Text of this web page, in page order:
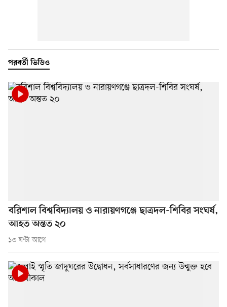
পরবর্তী ভিডিও
বরিশাল বিশ্ববিদ্যালয় ও নারায়ণগঞ্জে ছাত্রদল-শিবির সংঘর্ষ,
আহত অন্তত ২০
১৩ ঘণ্টা আগে